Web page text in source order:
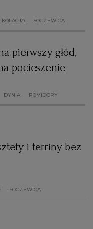
KOLACJA SOCZEWICA
pierwszy głód,
pocieszenie
DYNIA POMIDORY
i terriny bez
SOCZEWICA